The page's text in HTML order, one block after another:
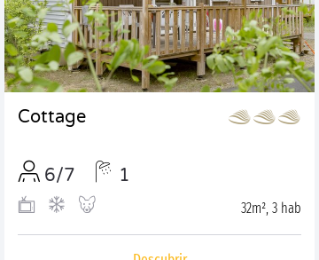
Cottage
6/7 1
32m², 3 hab